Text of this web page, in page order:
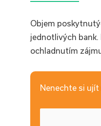
Objem
jednotlivých bank.
ochladnutím
Nenechte si